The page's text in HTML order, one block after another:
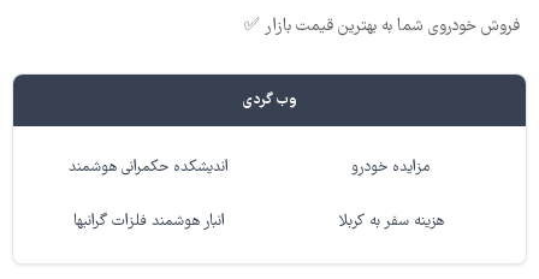
فروش خودروی شما به بهترین قیمت بازار ✅
وب گردی
مزایده خودرو اندیشکده حکمرانی هوشمند
هزینه سفر به کربلا انبار هوشمند فلزات گرانبها